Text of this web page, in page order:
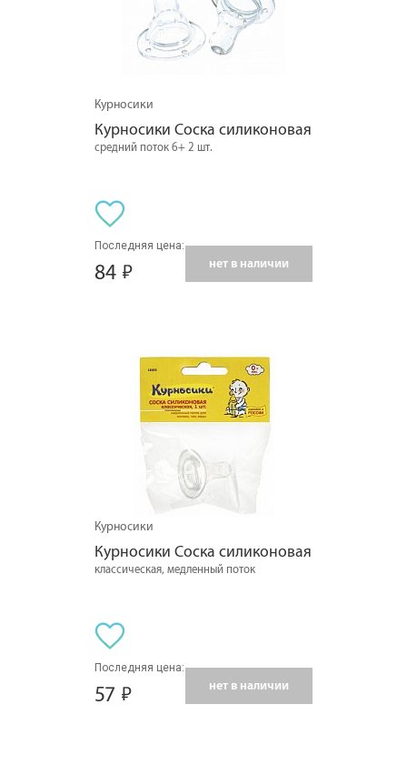
Курносики
Курносики Соска силиконовая
средний поток 6+ 2 шт.
Последняя цена:
84 нет в наличии
Курносики
Курносики Соска силиконовая
классическая, медленный поток
Последняя цена:
57 нет в наличии